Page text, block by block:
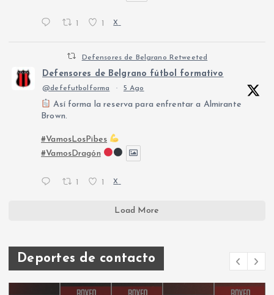
1 1 X
Defensores de Belgrano Retweeted
Defensores de Belgrano fútbol formativo
@defefutbolforma · 5 Ago
Así forma la reserva para enfrentar a Almirante
Brown.
#VamosLosPibes
#VamosDragón
X
Load More
Deportes de contacto